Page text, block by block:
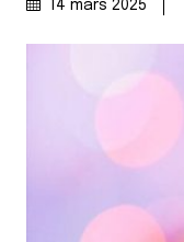
14 mars 2025